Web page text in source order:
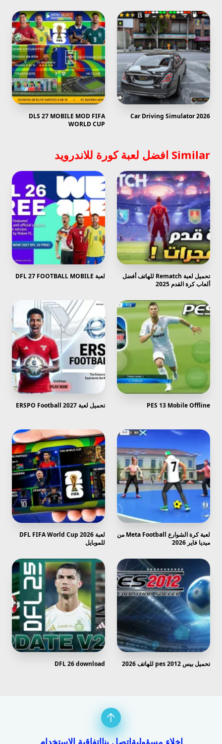
Car Driving Simulator 2026
DLS 27 MOBILE MOD FIFA
WORLD CUP
Similar افضل لعبة كورة للاندرويد
تحميل لعبة Rematch للهاتف أفضل
ألعاب كرة القدم 2025
لعبة DFL 27 FOOTBALL MOBILE
PES 13 Mobile Offline تحميل لعبة ERSPO Football 2027
لعبة كرة الشوارع Meta Football من
ميديا فاير 2026
لعبة DFL FIFA World Cup 2026
للموبايل
تحميل بيس 2012 pes للهاتف 2026 DFL 26 download
إخلاء مسؤوليةاتصل بنااتفاقية الاستخدام